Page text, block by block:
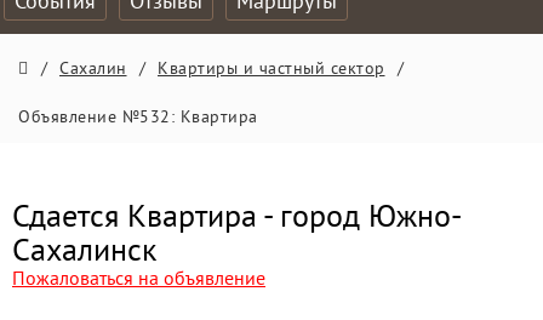
/ Сахалин / Квартиры и частный сектор /
Объявление №532: Квартира
Сдается Квартира - город Южно-
Сахалинск
Пожаловаться на объявление